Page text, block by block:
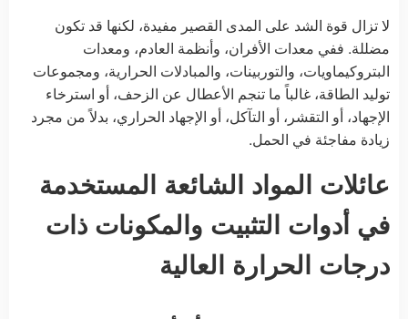
لا تزال قوة الشد على المدى القصير مفيدة، لكنها قد تكون
مضللة. ففي معدات الأفران، وأنظمة العادم، ومعدات
البتروكيماويات، والتوربينات، والمبادلات الحرارية، ومجموعات
توليد الطاقة، غالباً ما تنجم الأعطال عن الزحف، أو استرخاء
الإجهاد، أو التقشر، أو التآكل، أو الإجهاد الحراري، بدلاً من مجرد
زيادة مفاجئة في الحمل.
عائلات المواد الشائعة المستخدمة
في أدوات التثبيت والمكونات ذات
درجات الحرارة العالية